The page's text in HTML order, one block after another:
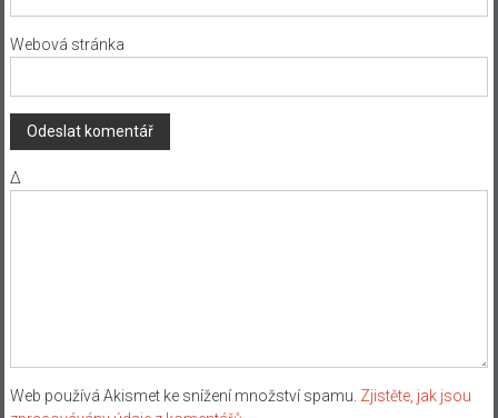
Webová stránka
Δ
Web používá Akismet ke snížení množství spamu. Zjistěte, jak jsou